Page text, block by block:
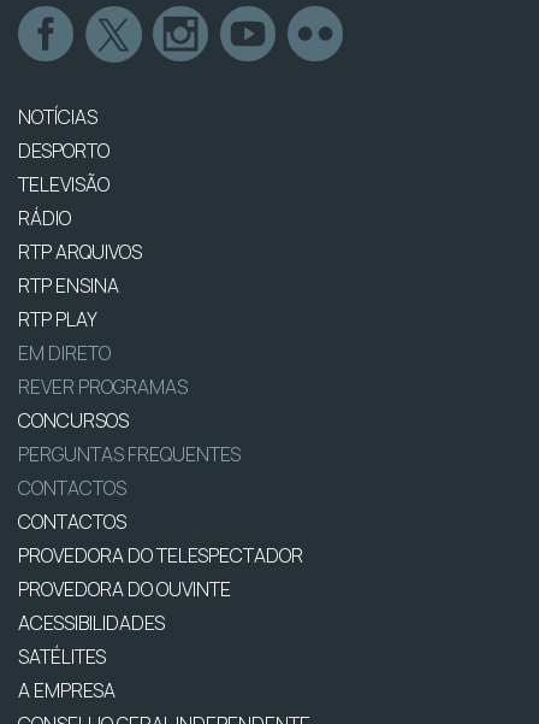
NOTÍCIAS
DESPORTO
TELEVISÃO
RÁDIO
RTP ARQUIVOS
RTP ENSINA
RTP PLAY
EM DIRETO
REVER PROGRAMAS
CONCURSOS
PERGUNTAS FREQUENTES
CONTACTOS
CONTACTOS
PROVEDORA DO TELESPECTADOR
PROVEDORA DO OUVINTE
ACESSIBILIDADES
SATÉLITES
A EMPRESA